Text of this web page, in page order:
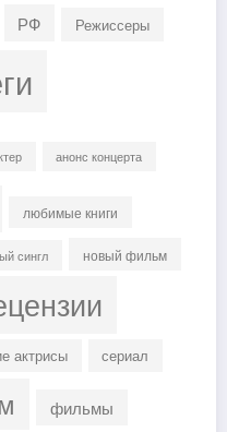
РФ Режиссеры
анонс концерта
любимые книги
сингл новый фильм
актрисы сериал
фильмы